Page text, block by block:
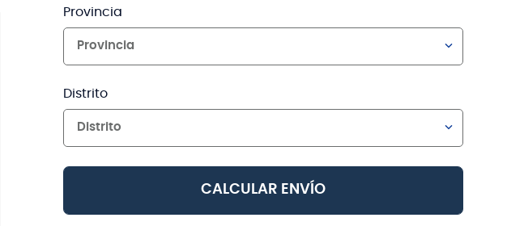
Provincia
Provincia
Distrito
Distrito
CALCULAR ENVÍO